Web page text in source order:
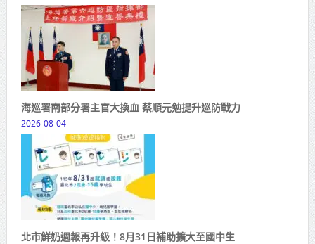
海巡署南部分署主官大換血 蔡順元勉提升巡防戰力
2026-08-04
北市鮮奶週報再升級！8月31日補助擴大至國中生